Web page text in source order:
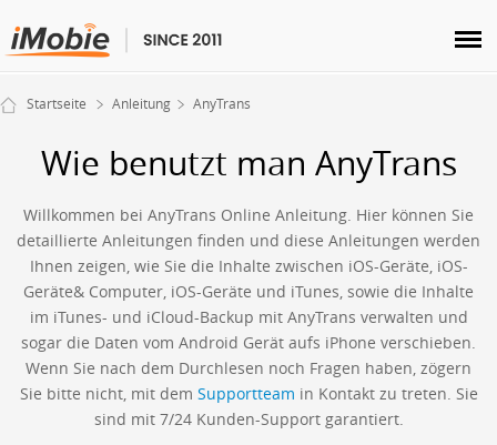
Entsperren & Wiederherstellen
Übertragen
Multimedia
Dienstprogramme
Lösungen
Store
Herunterladen
Startseite Anleitung AnyTrans
Wie benutzt man AnyTrans
Willkommen bei AnyTrans Online Anleitung. Hier können Sie
detaillierte Anleitungen finden und diese Anleitungen werden
Ihnen zeigen, wie Sie die Inhalte zwischen iOS-Geräte, iOS-
Geräte& Computer, iOS-Geräte und iTunes, sowie die Inhalte
im iTunes- und iCloud-Backup mit AnyTrans verwalten und
sogar die Daten vom Android Gerät aufs iPhone verschieben.
Wenn Sie nach dem Durchlesen noch Fragen haben, zögern
Sie bitte nicht, mit dem Supportteam in Kontakt zu treten. Sie
sind mit 7/24 Kunden-Support garantiert.